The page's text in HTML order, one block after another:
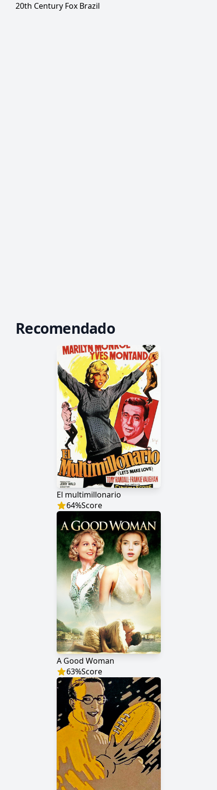
20th Century Fox Brazil
Recomendado
El multimillonario
64%Score
A Good Woman
63%Score